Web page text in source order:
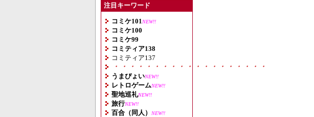
注目キーワード
コミケ101 NEW!!
コミケ100
コミケ99
コミティア138
コミティア137
・・・・・・・・・・・・・・・・・・・
うまぴょいNEW!!
レトロゲームNEW!!
聖地巡礼NEW!!
旅行NEW!!
百合（同人） NEW!!